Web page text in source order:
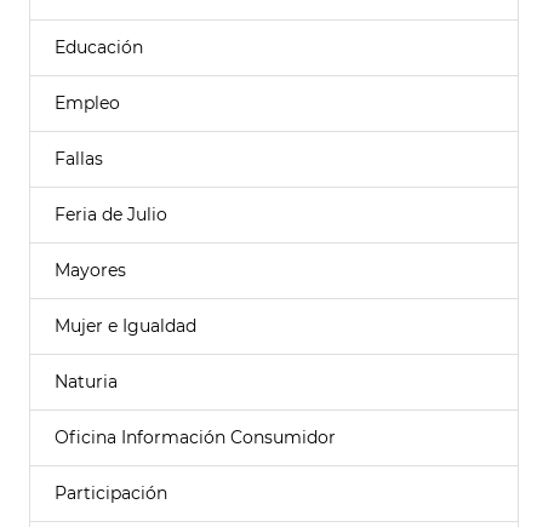
Educación
Empleo
Fallas
Feria de Julio
Mayores
Mujer e Igualdad
Naturia
Oficina Información Consumidor
Participación